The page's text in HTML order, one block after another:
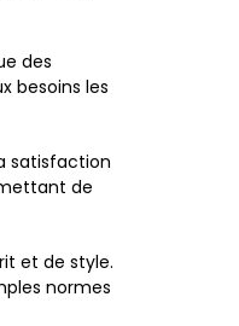
des
besoins les
satisfaction
de
et de style.
normes